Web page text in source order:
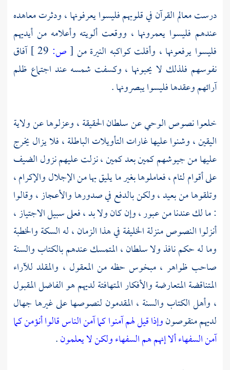
درست معالم القرآن في قلوبهم فليسوا يعرفونها ، ودثرت معاهده
عندهم فليسوا يعمرونها ، ووقعت ألويته وأعلامه من أيديهم
فليسوا يرفعونها ، وأفلت كواكبه النيرة من [ص:
آفاق
نفوسهم فلذلك لا يحبونها ، وكسفت شمسه عند اجتماع ظلم
آرائهم وعقدها فليسوا يبصرونها .
خلعوا نصوص الوحي عن سلطان الحقيقة ، وعزلوها عن ولاية
اليقين ، وشنوا عليها غارات التأويلات الباطلة ، فلا يزال يخرج
عليها من جيوشهم كمين بعد كمين ، نزلت عليهم نزول الضيف
على أقوام لئام ، فعاملوها بغير ما يليق بها من الإجلال والإكرام ،
وتلقوها من بعيد ، ولكن بالدفع في صدورها والأعجاز ، وقالوا
: ما لك عندنا من عبور ، وإن كان ولا بد ، فعلى سبيل الاجتياز ،
أنزلوا النصوص منزلة الخليفة في هذا الزمان ، له السكة والخطبة
وما له حكم نافذ ولا سلطان ، المتمسك عندهم بالكتاب والسنة
صاحب ظواهر ، مبخوس حظه من المعقول ، والمقلد للآراء
المتناقضة المتعارضة والأفكار المتهافتة لديهم هو الفاضل المقبول
، وأهل الكتاب والسنة ، المقدمون لنصوصها على غيرها جهال
لديهم منقوصونوإذا قيل لهم آمنوا كما آمن الناس قالوا أنؤمن كما
آمن السفهاء ألا إنهم هم السفهاء ولكن لا يعلمون.